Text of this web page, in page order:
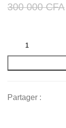
300 000CFA
Partager :